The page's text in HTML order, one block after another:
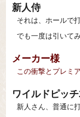
新人侍
それは、ホールで
でも一度は引いて
メーカー様
この衝撃とプレミ
ワイルドピッ
新人さん、普通に